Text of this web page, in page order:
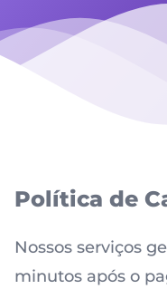
Política de
Nossos serviços
minutos após o